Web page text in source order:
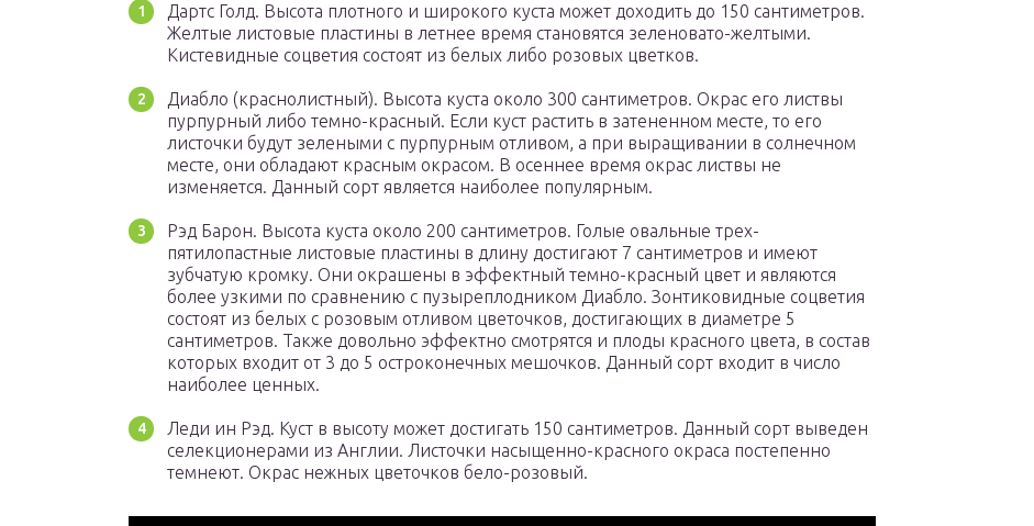
Дартс Голд. Высота плотного и широкого куста может доходить до 150 сантиметров.
Желтые листовые пластины в летнее время становятся зеленовато-желтыми.
Кистевидные соцветия состоят из белых либо розовых цветков.
Диабло (краснолистный). Высота куста около 300 сантиметров. Окрас его листвы
пурпурный либо темно-красный. Если куст растить в затененном месте, то его
листочки будут зелеными с пурпурным отливом, а при выращивании в солнечном
месте, они обладают красным окрасом. В осеннее время окрас листвы не
изменяется. Данный сорт является наиболее популярным.
Рэд Барон. Высота куста около 200 сантиметров. Голые овальные трех-
пятилопастные листовые пластины в длину достигают 7 сантиметров и имеют
зубчатую кромку. Они окрашены в эффектный темно-красный цвет и являются
более узкими по сравнению с пузыреплодником Диабло. Зонтиковидные соцветия
состоят из белых с розовым отливом цветочков, достигающих в диаметре 5
сантиметров. Также довольно эффектно смотрятся и плоды красного цвета, в состав
которых входит от 3 до 5 остроконечных мешочков. Данный сорт входит в число
наиболее ценных.
Леди ин Рэд. Куст в высоту может достигать 150 сантиметров. Данный сорт выведен
селекционерами из Англии. Листочки насыщенно-красного окраса постепенно
темнеют. Окрас нежных цветочков бело-розовый.